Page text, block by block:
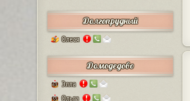
Долгопрудный
2 Олеся
Домодедово
63 Элла
55 Ольга